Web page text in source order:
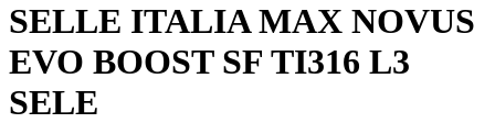
SELLE ITALIA MAX NOVUS
EVO BOOST SF TI316 L3
SELE